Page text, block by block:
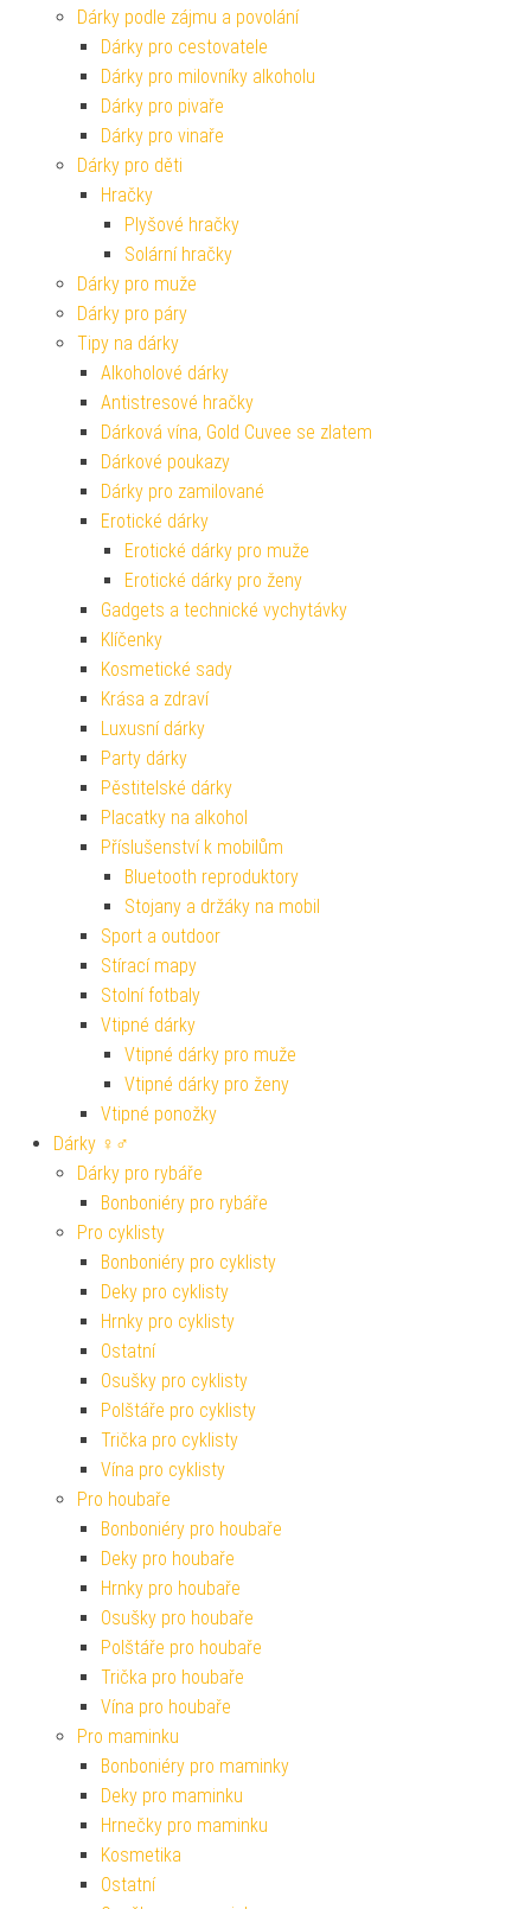
Dárky podle zájmu a povolání
Dárky pro cestovatele
Dárky pro milovníky alkoholu
Dárky pro pivaře
Dárky pro vinaře
Dárky pro děti
Hračky
Plyšové hračky
Solární hračky
Dárky pro muže
Dárky pro páry
Tipy na dárky
Alkoholové dárky
Antistresové hračky
Dárková vína, Gold Cuvee se zlatem
Dárkové poukazy
Dárky pro zamilované
Erotické dárky
Erotické dárky pro muže
Erotické dárky pro ženy
Gadgets a technické vychytávky
Klíčenky
Kosmetické sady
Krása a zdraví
Luxusní dárky
Party dárky
Pěstitelské dárky
Placatky na alkohol
Příslušenství k mobilům
Bluetooth reproduktory
Stojany a držáky na mobil
Sport a outdoor
Stírací mapy
Stolní fotbaly
Vtipné dárky
Vtipné dárky pro muže
Vtipné dárky pro ženy
Vtipné ponožky
Dárky ♀♂
Dárky pro rybáře
Bonboniéry pro rybáře
Pro cyklisty
Bonboniéry pro cyklisty
Deky pro cyklisty
Hrnky pro cyklisty
Ostatní
Osušky pro cyklisty
Polštáře pro cyklisty
Trička pro cyklisty
Vína pro cyklisty
Pro houbaře
Bonboniéry pro houbaře
Deky pro houbaře
Hrnky pro houbaře
Osušky pro houbaře
Polštáře pro houbaře
Trička pro houbaře
Vína pro houbaře
Pro maminku
Bonboniéry pro maminky
Deky pro maminku
Hrnečky pro maminku
Kosmetika
Ostatní